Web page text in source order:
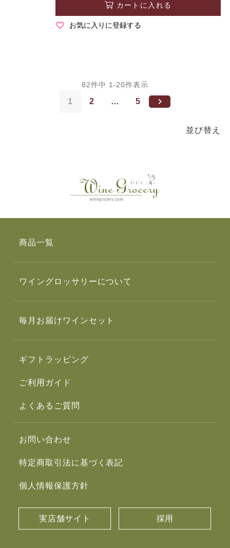
カートに入れる
お気に入りに登録する
並び替え
82件中 1 -20件表示
1 2 … 5
商品一覧
ワイングロッサリーについて
毎月お届けワインセット
ギフトラッピング
ご利用ガイド
よくあるご質問
お問い合わせ
特定商取引法に基づく表記
個人情報保護方針
実店舗サイト 採用